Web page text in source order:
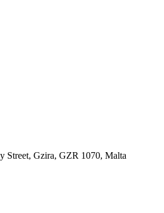
Street, Gzira, GZR 1070, Malta